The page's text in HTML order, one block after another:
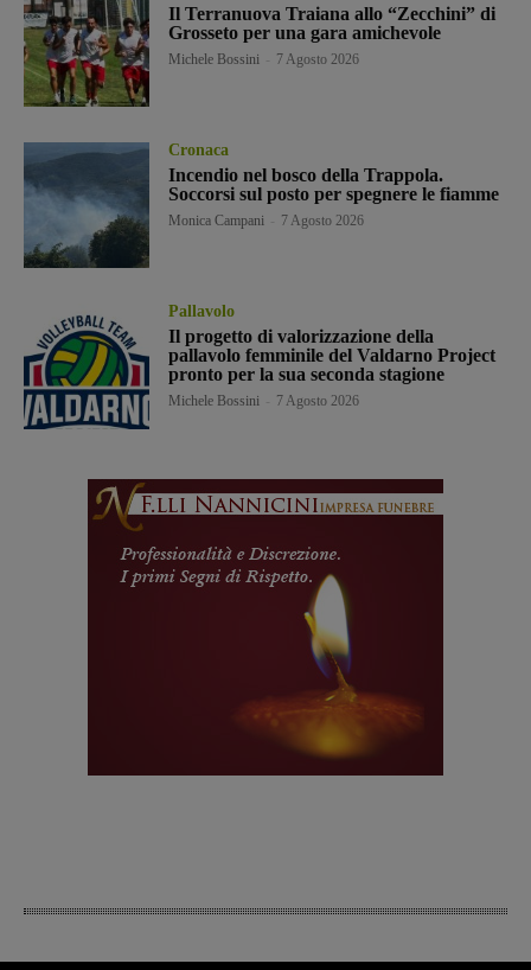
Il Terranuova Traiana allo “Zecchini” di
Grosseto per una gara amichevole
Michele Bossini 7 Agosto 2026
Cronaca
Incendio nel bosco della Trappola.
Soccorsi sul posto per spegnere le fiamme
Monica Campani 7 Agosto 2026
Pallavolo
Il progetto di valorizzazione della
pallavolo femminile del Valdarno Project
pronto per la sua seconda stagione
Michele Bossini 7 Agosto 2026